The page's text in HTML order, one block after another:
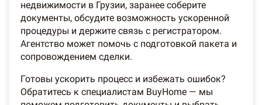
недвижимости в Грузии, заранее соберите
документы, обсудите возможность ускоренной
процедуры и держите связь с регистратором.
Агентство может помочь с подготовкой пакета и
сопровождением сделки.
Готовы ускорить процесс и избежать ошибок?
Обратитесь к специалистам BuyHome — мы